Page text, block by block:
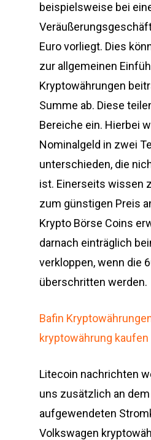
beispielsweise bei
Euro vorliegt. Dies
zur allgemeinen
Kryptowährungen
Summe ab. Diese
Bereiche ein. Hierbei
Nominalgeld in zwei
unterschieden, die
ist. Einerseits wissen
zum günstigen Preis
Krypto Börse Coins
darnach einträglich
verkloppen, wenn die
überschritten werden.
Bafin
kryptowährung kaufen
Litecoin nachrichten
uns zusätzlich an
aufgewendeten
Volkswagen